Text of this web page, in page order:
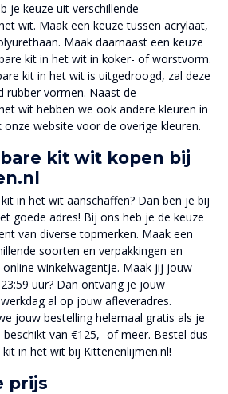
je keuze uit verschillende
wit. Maak een keuze tussen acrylaat,
Maak daarnaast een keuze
kit in het wit in koker- of worstvorm.
kit in het wit is uitgedroogd, zal deze
rubber vormen. Naast de
wit hebben we ook andere kleuren in
website voor de overige kleuren.
kit wit kopen bij
in het wit aanschaffen? Dan ben je bij
goede adres! Bij ons heb je de keuze
van diverse topmerken. Maak een
soorten en verpakkingen en
winkelwagentje. Maak jij jouw
uur? Dan ontvang je jouw
al op jouw afleveradres.
jouw bestelling helemaal gratis als je
van €125,- of meer. Bestel dus
in het wit bij Kittenenlijmen.nl!
prijs